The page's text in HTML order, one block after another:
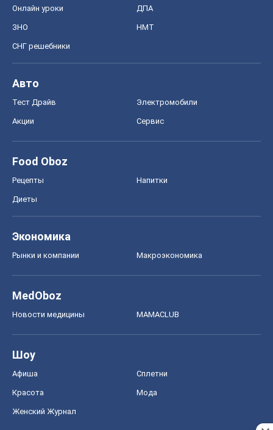
Онлайн уроки ДПА
ЗНО НМТ
СНГ решебники
Авто
Тест Драйв Электромобили
Акции Сервис
Food Oboz
Рецепты Напитки
Диеты
Экономика
Рынки и компании Mакроэкономика
MedOboz
Новости медицины MAMACLUB
Шоу
Афиша Сплетни
Красота Мода
Женский Журнал